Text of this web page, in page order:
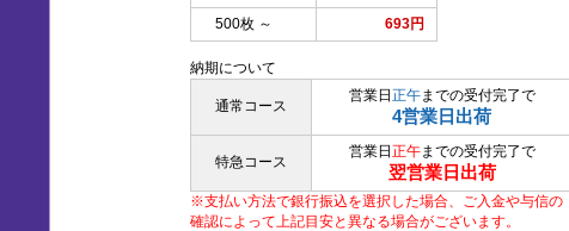
500枚 ～
693円
納期について
通常コース
営業日 正午までの受付完了で
4営業日出荷
特急コース
営業日 正午までの受付完了で
翌営業日出荷
※支払い方法で銀行振込を選択した場合、ご入金や与信の
確認によって上記目安と異なる場合がございます。